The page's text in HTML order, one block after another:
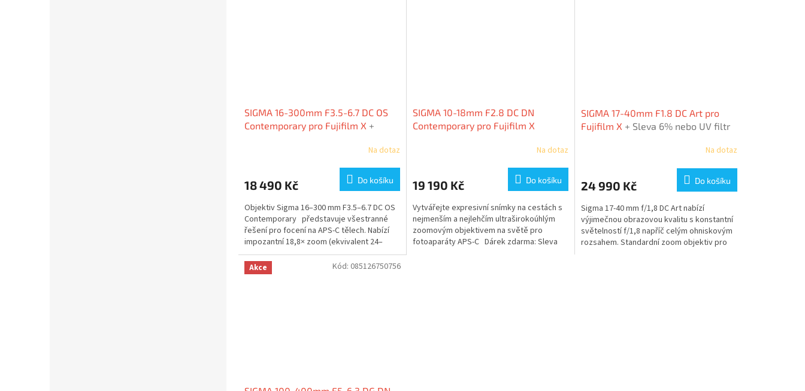
SIGMA 16-300mm F3.5-6.7 DC OS
Contemporary pro Fujifilm X +
Na dotaz
18 490 Kč Do košíku
Objektiv Sigma 16–300 mm F3.5–6.7 DC OS
Contemporary představuje všestranné
řešení pro focení na APS-C tělech. Nabízí
impozantní 18,8× zoom (ekvivalent 24–
450...
SIGMA 10-18mm F2.8 DC DN
Contemporary pro Fujifilm X
Na dotaz
19 190 Kč Do košíku
Vytvářejte expresivní snímky na cestách s
nejmenším a nejlehčím ultraširokoúhlým
zoomovým objektivem na světě pro
fotoaparáty APS-C Dárek zdarma: Sleva
SIGMA 17-40mm F1.8 DC Art pro
Fujifilm X + Sleva 6% nebo UV filtr
Na dotaz
24 990 Kč Do košíku
Sigma 17-40 mm f/1,8 DC Art nabízí
výjimečnou obrazovou kvalitu s konstantní
světelností f/1,8 napříč celým ohniskovým
rozsahem. Standardní zoom objektiv pro
Akce Kód: 085126750756